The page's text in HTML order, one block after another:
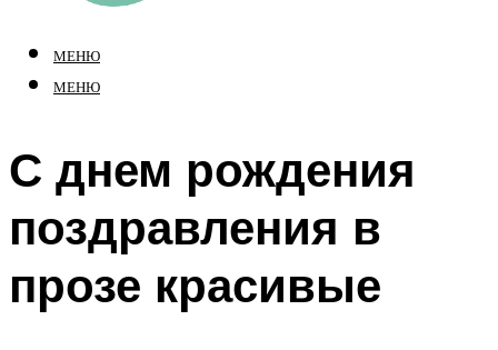
МЕНЮ
МЕНЮ
С днем рождения
поздравления в
прозе красивые